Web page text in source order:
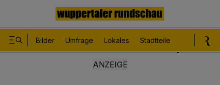
Bilder Umfrage Lokales Stadtteile